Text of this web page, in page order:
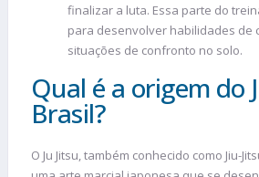
finalizar a luta. Essa parte do
para desenvolver habilidades de
situações de confronto no solo.
Qual é a origem do
Brasil?
O Ju Jitsu, também conhecido como Jiu-